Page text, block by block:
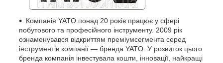
Компанія YATO понад 20 років працює у сфері
побутового та професійного інструменту. 2009 рік
ознаменувався відкриттям преміумсегмента серед
інструментів компанії — бренда YATO. У розвиток цього
бренда компанія інвестувала кошти, інновації, найкращі